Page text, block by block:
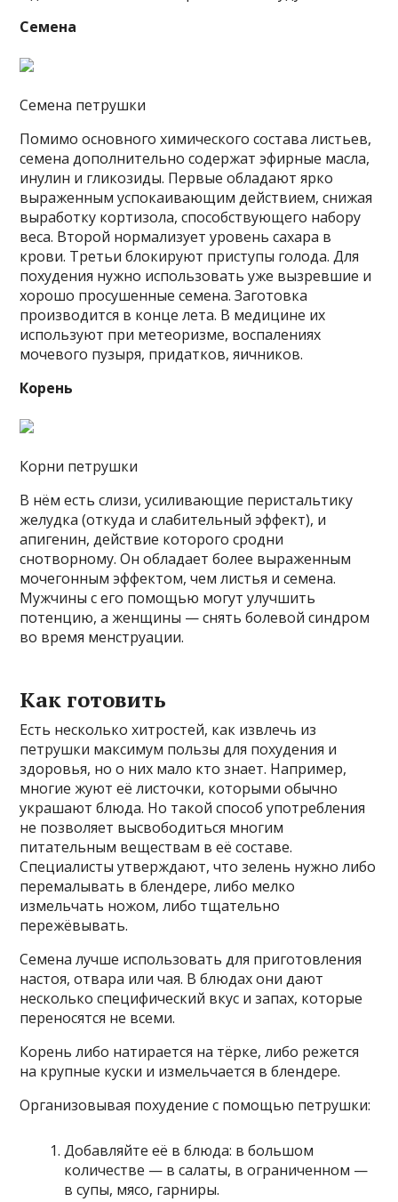
Семена
Семена петрушки
Помимо основного химического состава листьев,
семена дополнительно содержат эфирные масла,
инулин и гликозиды. Первые обладают ярко
выраженным успокаивающим действием, снижая
выработку кортизола, способствующего набору
веса. Второй нормализует уровень сахара в
крови. Третьи блокируют приступы голода. Для
похудения нужно использовать уже вызревшие и
хорошо просушенные семена. Заготовка
производится в конце лета. В медицине их
используют при метеоризме, воспалениях
мочевого пузыря, придатков, яичников.
Корень
Корни петрушки
В нём есть слизи, усиливающие перистальтику
желудка (откуда и слабительный эффект), и
апигенин, действие которого сродни
снотворному. Он обладает более выраженным
мочегонным эффектом, чем листья и семена.
Мужчины с его помощью могут улучшить
потенцию, а женщины — снять болевой синдром
во время менструации.
Как готовить
Есть несколько хитростей, как извлечь из
петрушки максимум пользы для похудения и
здоровья, но о них мало кто знает. Например,
многие жуют её листочки, которыми обычно
украшают блюда. Но такой способ употребления
не позволяет высвободиться многим
питательным веществам в её составе.
Специалисты утверждают, что зелень нужно либо
перемалывать в блендере, либо мелко
измельчать ножом, либо тщательно
пережёвывать.
Семена лучше использовать для приготовления
настоя, отвара или чая. В блюдах они дают
несколько специфический вкус и запах, которые
переносятся не всеми.
Корень либо натирается на тёрке, либо режется
на крупные куски и измельчается в блендере.
Организовывая похудение с помощью петрушки:
Добавляйте её в блюда: в большом
количестве — в салаты, в ограниченном —
в супы, мясо, гарниры.